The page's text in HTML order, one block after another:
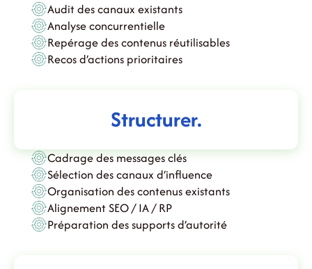
Audit des canaux existants
Analyse concurrentielle
Repérage des contenus réutilisables
Recos d’actions prioritaires
Structurer.
Cadrage des messages clés
Sélection des canaux d’influence
Organisation des contenus existants
Alignement SEO / IA / RP
Préparation des supports d’autorité